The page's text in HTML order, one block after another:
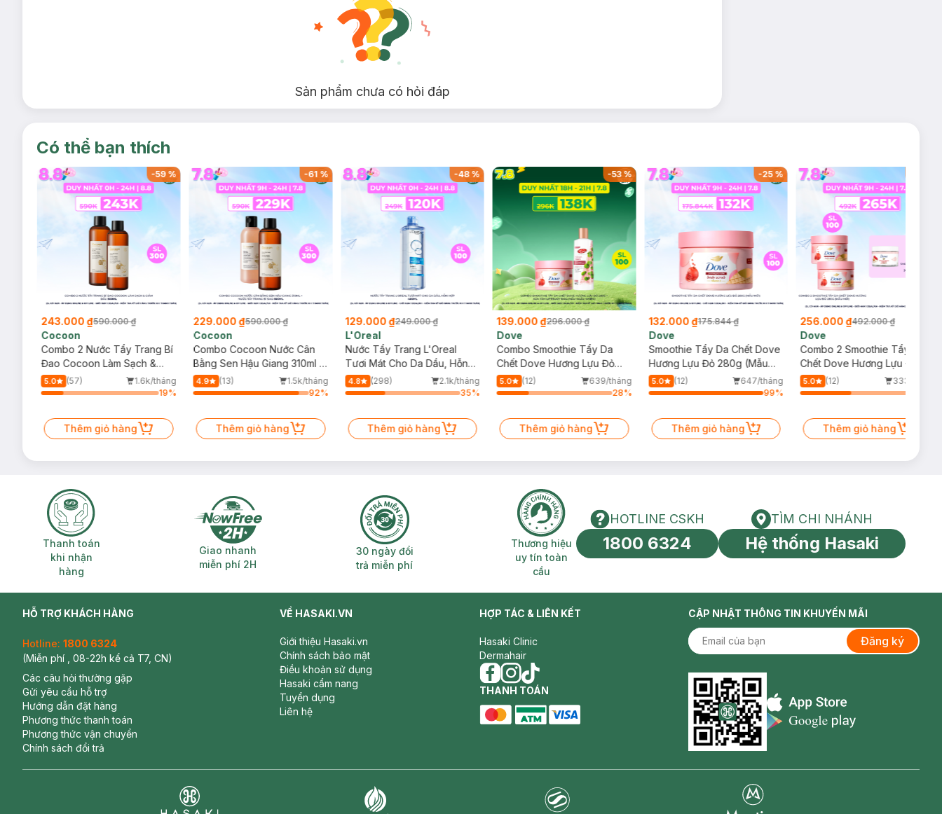
Sản phẩm chưa có hỏi đáp
Có thể bạn thích
-59%
243.000 ₫590.000 ₫
Cocoon
Combo 2 Nước Tẩy Trang Bí
Đao Cocoon Làm Sạch &
Giảm Dầu 500ml
5.0 (57)
1.6k/tháng
19%
Thêm giỏ hàng
-61 %
229.000 ₫590.000 ₫
Cocoon
Combo Cocoon Nước Cân
Bằng Sen Hậu Giang 310ml +
Nước Tẩy Trang Bí Đao
500ml
4.9 (13)
1.5k/tháng
92%
Thêm giỏ hàng
-48%
129.000 ₫249.000 ₫
L'Oreal
Nước Tẩy Trang L'Oreal
Tươi Mát Cho Da Dầu, Hỗn
Hợp 400ml
4.8 (298)
2.1k/tháng
35%
Thêm giỏ hàng
-53%
139.000 ₫296.000 ₫
Dove
Combo Smoothie Tẩy Da
Chết Dove Hương Lựu Đỏ
280g + Sữa Tắm Lifebuoy
100g (Mẫu Ngẫu Nhiên)
5.0 (12)
639/tháng
28%
Thêm giỏ hàng
-25%
132.000 ₫175.844 ₫
Dove
Smoothie Tẩy Da Chết Dove
Hương Lựu Đỏ 280g (Mẫu
Mới)
5.0 (12)
647/tháng
99%
Thêm giỏ hàng
256.000 ₫492.000 ₫
Dove
Combo 2 Smoothie Tẩy Da
Chết Dove Hương Lựu Đỏ
280g (Mẫu Mới)
5.0 (12)
333/tháng
Thêm giỏ hàng
Thanh toán khi nhận hàng
Thanh toán
khi nhận
hàng
Giao nhanh miễn phí 2H
Giao nhanh
miễn phí 2H
30 ngày đổi trả miễn phí
30 ngày đổi
trả miễn phí
Thương hiệu uy tín toàn cầu
Thương hiệu
uy tín toàn
cầu
HOTLINE CSKH
HOTLINE CSKH
1800 6324
Tìm chi nhánh
TÌM CHI NHÁNH
Hệ thống Hasaki
HỖ TRỢ KHÁCH HÀNG
Hotline: 1800 6324
(Miễn phí , 08-22h kể cả T7, CN)
Các câu hỏi thường gặp
Gửi yêu cầu hỗ trợ
Hướng dẫn đặt hàng
Phương thức thanh toán
Phương thức vận chuyển
Chính sách đổi trả
VỀ HASAKI.VN
Giới thiệu Hasaki.vn
Chính sách bảo mật
Điều khoản sử dụng
Hasaki cẩm nang
Tuyển dụng
Liên hệ
HỢP TÁC & LIÊN KẾT
Hasaki Clinic
Dermahair
facebook
instagram
tiktok
THANH TOÁN
CẬP NHẬT THÔNG TIN KHUYẾN MÃI
Đăng ký
Appstore icon